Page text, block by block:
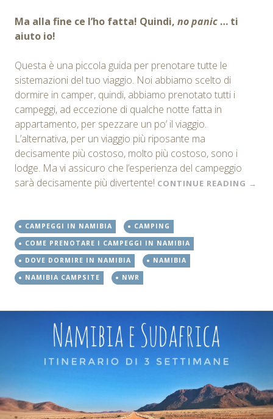
Ma alla fine ce l’ho fatta! Quindi, no panic … ti
aiuto io!
Questa è una piccola guida per prenotare tutte le
sistemazioni del tuo viaggio. Noi abbiamo scelto di
dormire in camper, quindi, abbiamo prenotato tutti i
campeggi, ad eccezione di qualche notte fatta in
appartamento, per spezzare un po’ il viaggio.
L’alternativa, per un viaggio più riposante ma
decisamente più costoso, molto più costoso, sono i
lodge. Ma vi assicuro che l’esperienza del campeggio
sarà decisamente più divertente! CONTINUE READING →
CAMPEGGI IN NAMIBIA
CAMPING
COME PRENOTARE I CAMPEGGI IN NAMIBIA
DOVE DORMIRE IN NAMIBIA
NAMIBIA
NAMIBIA CAMPSITE
NWR